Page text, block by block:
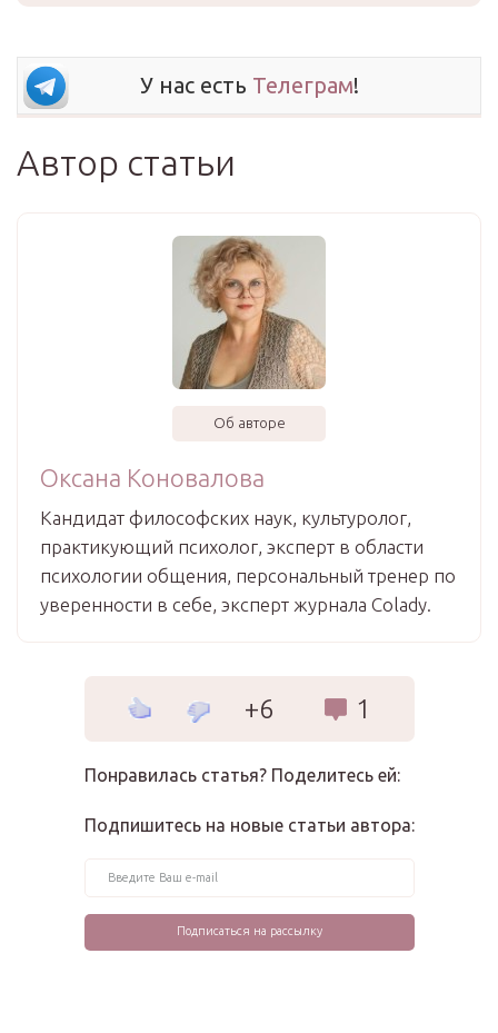
У нас есть Телеграм!
Автор статьи
Об авторе
Оксана Коновалова
Кандидат философских наук, культуролог,
практикующий психолог, эксперт в области
психологии общения, персональный тренер по
уверенности в себе, эксперт журнала Colady.
+6 1
Понравилась статья? Поделитесь ей:
Подпишитесь на новые статьи автора: